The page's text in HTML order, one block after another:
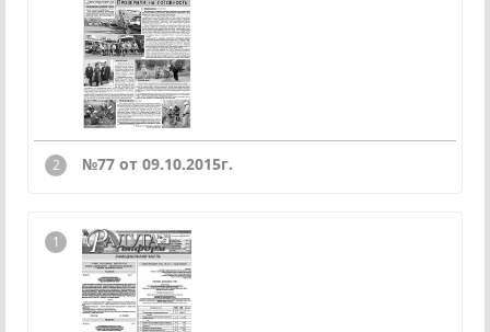
№77 от 09.10.2015г.